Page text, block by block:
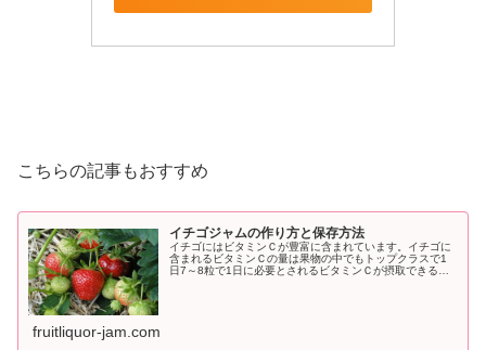
こちらの記事もおすすめ
イチゴジャムの作り方と保存方法
イチゴにはビタミンＣが豊富に含まれています。イチゴに
含まれるビタミンＣの量は果物の中でもトップクラスで1
日7～8粒で1日に必要とされるビタミンＣが摂取できると
fruitliquor-jam.com